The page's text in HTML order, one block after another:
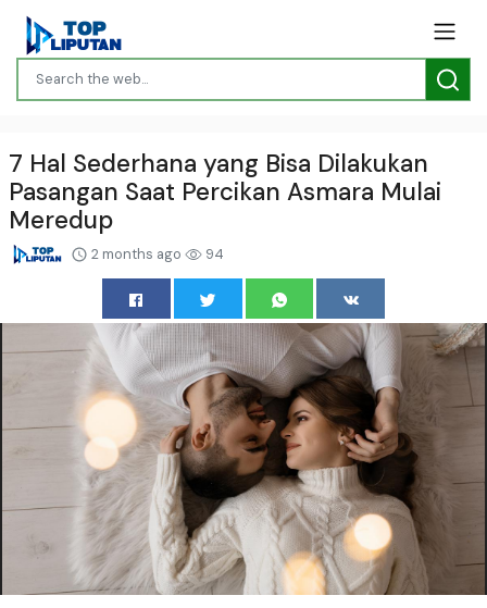
7 Hal Sederhana yang Bisa Dilakukan
Pasangan Saat Percikan Asmara Mulai
Meredup
2 months ago 94